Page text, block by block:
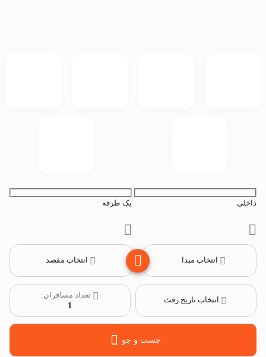
داخلی یک طرفه
انتخاب مبدا انتخاب مقصد
تعداد مسافران:
1
جست و جو